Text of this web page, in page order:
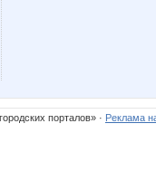
порталов» · Реклама